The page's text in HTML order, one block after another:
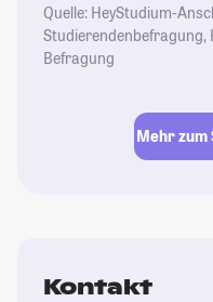
Quelle: HeyStudium-
Studierendenbefragung,
Befragung
Mehr zum
Kontakt